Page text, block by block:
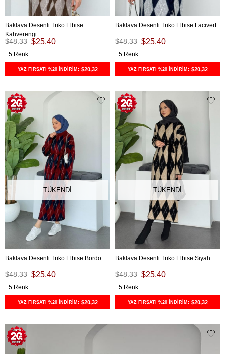
Baklava Desenli Triko Elbise
Kahverengi
$25.40
$48.33
5
YAZ FIRSATI %20 İNDİRİM: $20,32
Baklava Desenli Triko Elbise Lacivert
$25.40
$48.33
5
YAZ FIRSATI %20 İNDİRİM: $20,32
TÜKENDI
Baklava Desenli Triko Elbise Bordo
$25.40
$48.33
5
YAZ FIRSATI %20 İNDİRİM: $20,32
TÜKENDI
Baklava Desenli Triko Elbise Siyah
$25.40
$48.33
5
YAZ FIRSATI %20 İNDİRİM: $20,32